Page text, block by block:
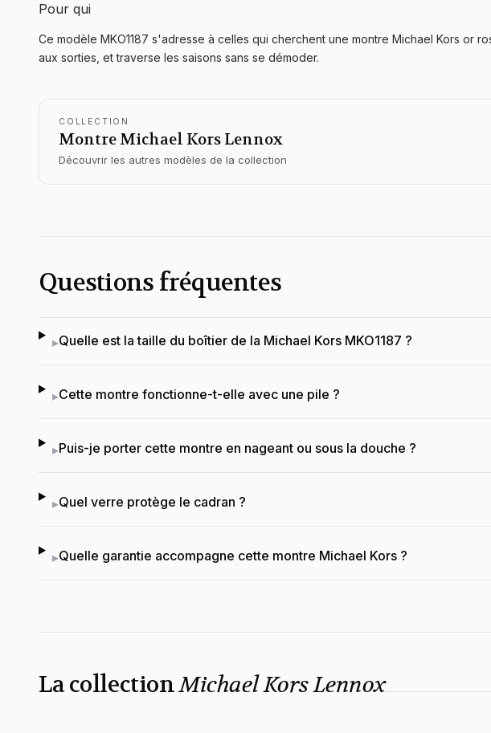
Pour qui
Ce modèle MKO1187 s'adresse à celles qui cherchent une montre Michael Kors or
aux sorties, et traverse les saisons sans se démoder.
COLLECTION
Montre Michael Kors Lennox
Découvrir les autres modèles de la collection
Questions fréquentes
▸Quelle est la taille du boîtier de la Michael Kors MKO1187 ?
▸Cette montre fonctionne-t-elle avec une pile ?
▸Puis-je porter cette montre en nageant ou sous la douche ?
▸Quel verre protège le cadran ?
▸Quelle garantie accompagne cette montre Michael Kors ?
La collectionMichael Kors Lennox